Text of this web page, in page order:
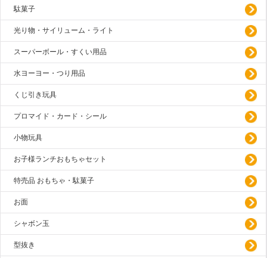
駄菓子
光り物・サイリューム・ライト
スーパーボール・すくい用品
水ヨーヨー・つり用品
くじ引き玩具
プロマイド・カード・シール
小物玩具
お子様ランチおもちゃセット
特売品 おもちゃ・駄菓子
お面
シャボン玉
型抜き